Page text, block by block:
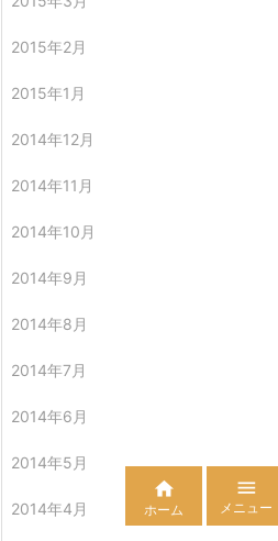
2015年2月
2015年1月
2014年12月
2014年11月
2014年10月
2014年9月
2014年8月
2014年7月
2014年6月
2014年5月
2014年4月

ホーム

メニュー